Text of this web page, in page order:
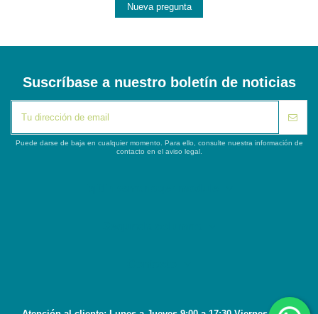
Nueva pregunta
Suscríbase a nuestro boletín de noticias
Puede darse de baja en cualquier momento. Para ello, consulte nuestra información de
contacto en el aviso legal.